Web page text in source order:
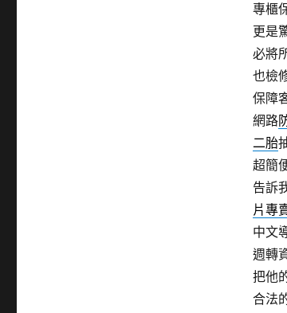
專櫃
更是
必將
也檢
保障
網路
二胎
超簡
告訴
片專
中文
週轉
把他
合法